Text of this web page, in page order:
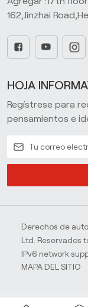
162,Jinzhai
HOJA
Regístrese para
pensamientos e
Derechos de
Ltd. Reservados
IPv6 network
MAPA DEL SITIO